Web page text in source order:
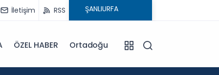
İletişim RSS
ÖZEL HABER Ortadoğu